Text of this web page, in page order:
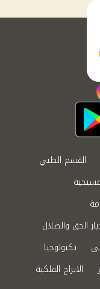
القسم الطبي
الحق والضلال
تكنولوجيا
الابراج الفلكية